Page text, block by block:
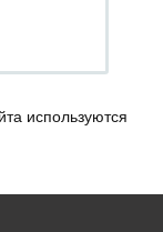
используются